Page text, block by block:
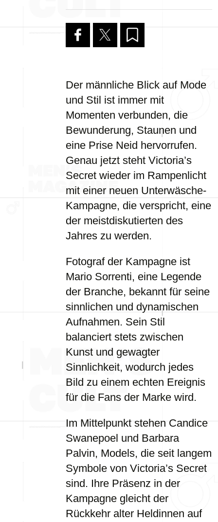
Der männliche Blick auf Mode
und Stil ist immer mit
Momenten verbunden, die
Bewunderung, Staunen und
eine Prise Neid hervorrufen.
Genau jetzt steht Victoria’s
Secret wieder im Rampenlicht
mit einer neuen Unterwäsche-
Kampagne, die verspricht, eine
der meistdiskutierten des
Jahres zu werden.
Fotograf der Kampagne ist
Mario Sorrenti, eine Legende
der Branche, bekannt für seine
sinnlichen und dynamischen
Aufnahmen. Sein Stil
balanciert stets zwischen
Kunst und gewagter
Sinnlichkeit, wodurch jedes
Bild zu einem echten Ereignis
für die Fans der Marke wird.
Im Mittelpunkt stehen Candice
Swanepoel und Barbara
Palvin, Models, die seit langem
Symbole von Victoria’s Secret
sind. Ihre Präsenz in der
Kampagne gleicht der
Rückkehr alter Heldinnen auf